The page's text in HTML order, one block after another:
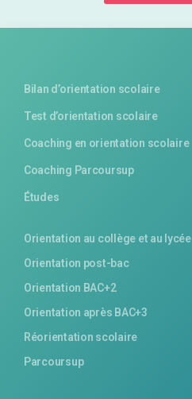
Bilan d’orientation scolaire
Test d’orientation scolaire
Coaching en orientation scolaire
Coaching Parcoursup
Études
Orientation au collège et au lycée
Orientation post-bac
Orientation BAC+2
Orientation après BAC+3
Réorientation scolaire
Parcoursup